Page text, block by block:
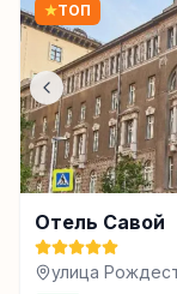
★ТОП
Отель Савой
улица